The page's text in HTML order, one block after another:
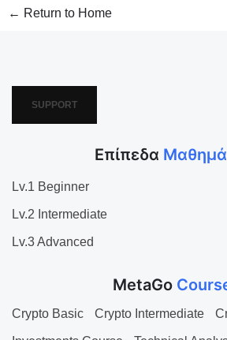
← Return to Home
SUPPORT
Επίπεδα
Lv.1 Beginner
Lv.2 Intermediate
Lv.3 Advanced
MetaGo
Crypto Basic Crypto Intermediate